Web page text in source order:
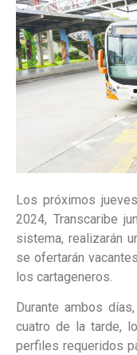
Los próximos
2024, Transcaribe
sistema, realizarán
se ofertarán
los cartageneros.
Durante ambos
cuatro de la tarde,
perfiles requeridos